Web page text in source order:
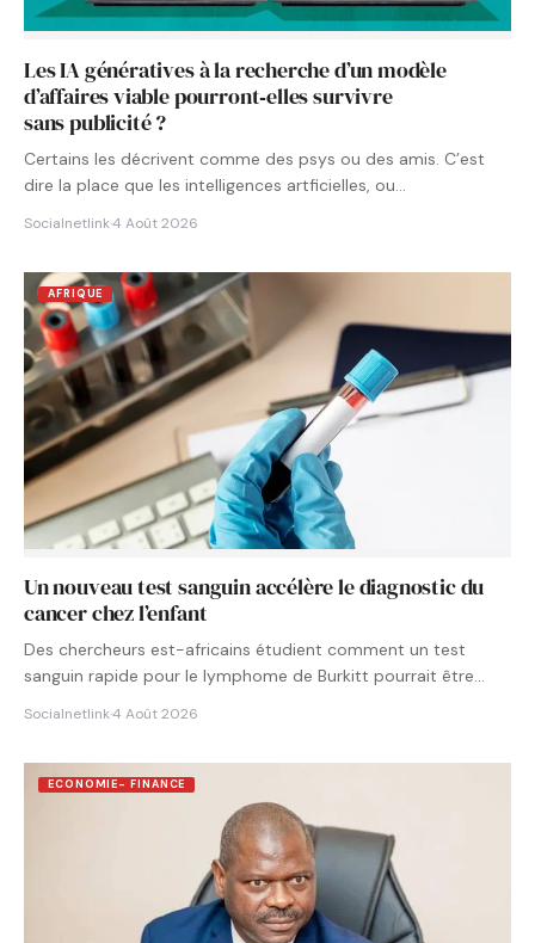
Les IA génératives à la recherche d’un modèle
d’affaires viable pourront‑elles survivre
sans publicité ?
Certains les décrivent comme des psys ou des amis. C’est
dire la place que les intelligences artficielles, ou…
Socialnetlink·4 Août 2026
AFRIQUE
Un nouveau test sanguin accélère le diagnostic du
cancer chez l’enfant
Des chercheurs est-africains étudient comment un test
sanguin rapide pour le lymphome de Burkitt pourrait être
Socialnetlink·4 Août 2026
ECONOMIE- FINANCE